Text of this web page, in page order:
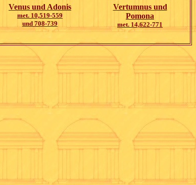
Venus und Adonis
met. 10,519-559
und 708-739
Vertumnus und
Pomona
met. 14,622-771